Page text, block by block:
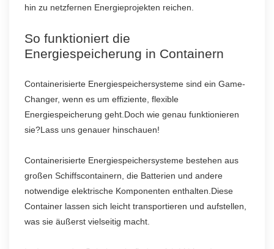
hin zu netzfernen Energieprojekten reichen.
So funktioniert die
Energiespeicherung in Containern
Containerisierte Energiespeichersysteme sind ein Game-
Changer, wenn es um effiziente, flexible
Energiespeicherung geht.Doch wie genau funktionieren
sie?Lass uns genauer hinschauen!
Containerisierte Energiespeichersysteme bestehen aus
großen Schiffscontainern, die Batterien und andere
notwendige elektrische Komponenten enthalten.Diese
Container lassen sich leicht transportieren und aufstellen,
was sie äußerst vielseitig macht.